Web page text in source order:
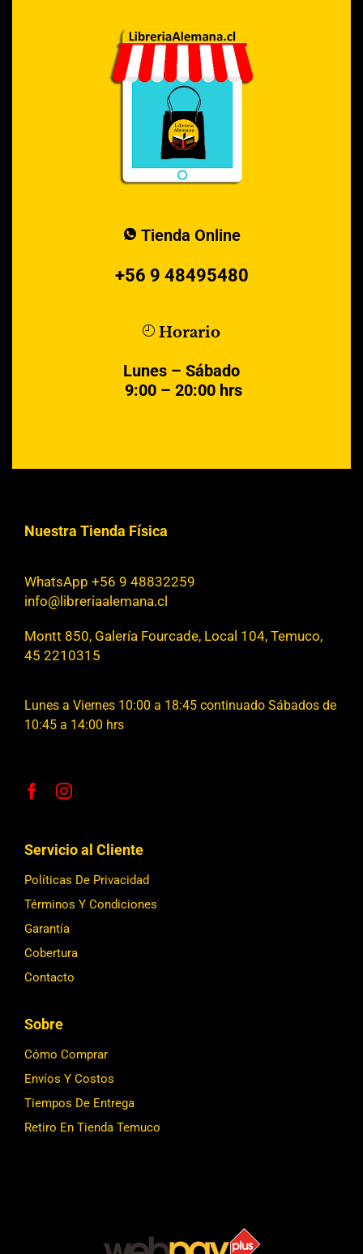
Tienda Online
+56 9 48495480
Horario
Lunes – Sábado
9:00 – 20:00 hrs
Nuestra Tienda Física
WhatsApp +56 9 48832259
info@libreriaalemana.cl
Montt 850, Galería Fourcade, Local 104, Temuco,
45 2210315
Lunes a Viernes 10:00 a 18:45 continuado Sábados de
10:45 a 14:00 hrs
Servicio al Cliente
Políticas De Privacidad
Términos Y Condiciones
Garantía
Cobertura
Contacto
Sobre
Cómo Comprar
Envíos Y Costos
Tiempos De Entrega
Retiro En Tienda Temuco